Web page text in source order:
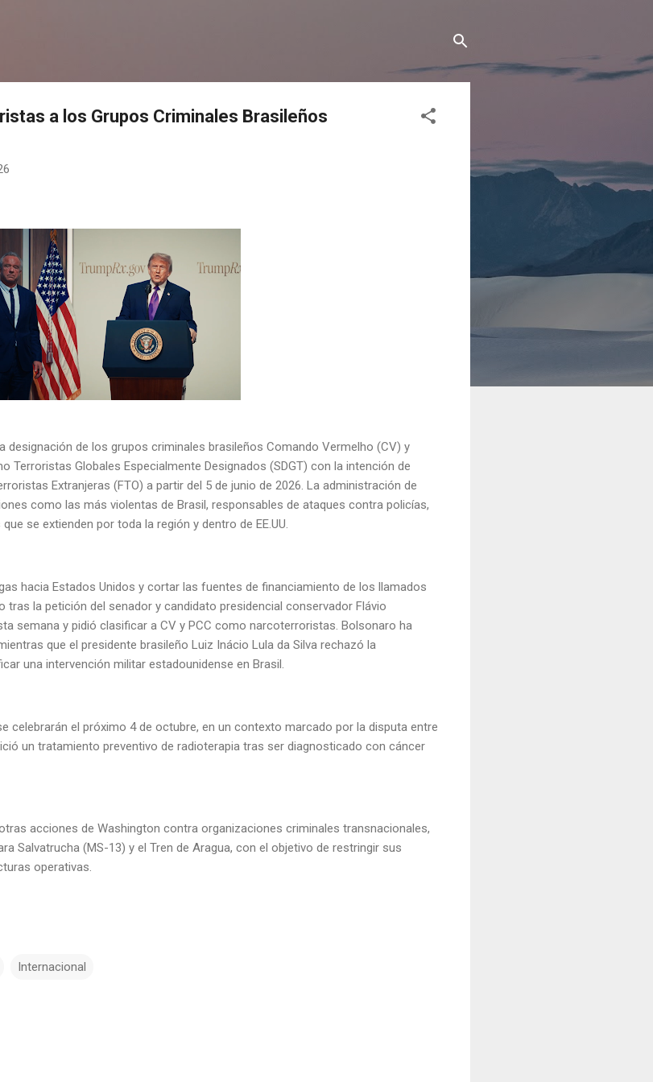
a los Grupos Criminales Brasileños
designación de los grupos criminales brasileños Comando Vermelho (CV) y
Terroristas Globales Especialmente Designados (SDGT) con la intención de
Extranjeras (FTO) a partir del 5 de junio de 2026. La administración de
como las más violentas de Brasil, responsables de ataques contra policías,
se extienden por toda la región y dentro de EE.UU.
hacia Estados Unidos y cortar las fuentes de financiamiento de los llamados
tras la petición del senador y candidato presidencial conservador Flávio
semana y pidió clasificar a CV y PCC como narcoterroristas. Bolsonaro ha
que el presidente brasileño Luiz Inácio Lula da Silva rechazó la
una intervención militar estadounidense en Brasil.
celebrarán el próximo 4 de octubre, en un contexto marcado por la disputa entre
un tratamiento preventivo de radioterapia tras ser diagnosticado con cáncer
acciones de Washington contra organizaciones criminales transnacionales,
Salvatrucha (MS-13) y el Tren de Aragua, con el objetivo de restringir sus
operativas.
Internacional